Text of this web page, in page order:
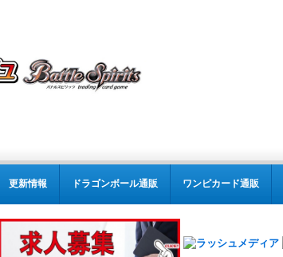
更新情報 ドラゴンボール通販 ワンピカード通販